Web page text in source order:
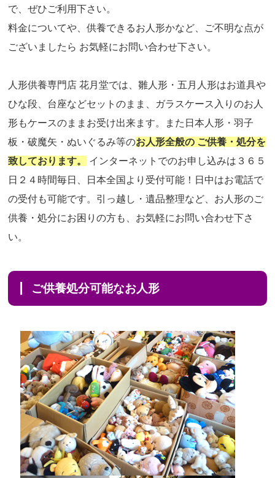
で、ぜひご利用下さい。
料金についてや、供養できるお人形かなど、ご不明な点が
ございましたら お気軽にお問い合わせ下さい。
人形供養専門店 花月堂では、雛人形・五月人形はお道具や
ひな段、台座などセットのまま、ガラスケース入りのお人
形もケースのままお受け出来ます。また日本人形・羽子
板・破魔矢・ぬいぐるみ等のお人形全般の ご供養・処分を
致しております。
インターネットでのお申し込みは３６５
日２４時間毎日、日本全国より受付可能！日中はお電話で
の受付も可能です。引っ越し・遺品整理など、お人形のご
供養・処分にお困りの方も、お気軽にお問い合わせ下さ
い。
ご供養処分可能なお人形